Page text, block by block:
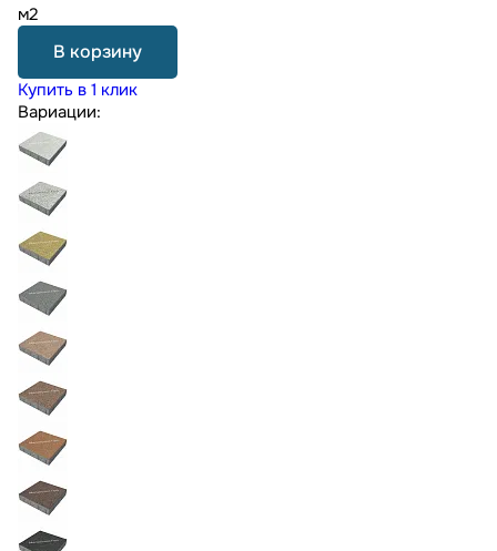
м2
В корзину
Купить в 1 клик
Вариации: